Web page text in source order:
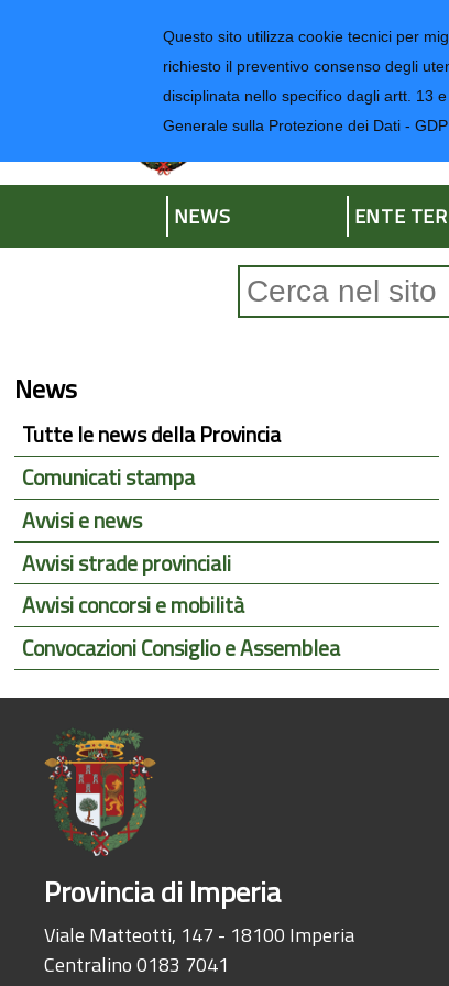
Questo sito utilizza cookie tecnici per
richiesto il preventivo consenso degli
disciplinata nello specifico dagli artt. 13
Generale sulla Protezione dei Dati -
Regione Liguria
Provincia di
NEWS ENTE
News
Tutte le news della Provincia
Comunicati stampa
Avvisi e news
Avvisi strade provinciali
Avvisi concorsi e mobilità
Convocazioni Consiglio e Assemblea
Provincia di Imperia
Viale Matteotti, 147 - 18100 Imperia
Centralino 0183 7041